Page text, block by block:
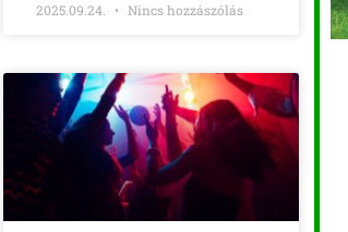
2025.09.24. Nincs hozzászólás